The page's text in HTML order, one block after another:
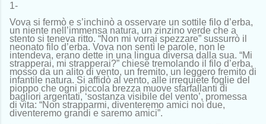
1-
Vova si fermò e s’inchinò a osservare un sottile filo d’erba,
un niente nell’immensa natura, un zinzino verde che a
stento si teneva ritto. “Non mi vorrai spezzare” sussurrò il
neonato filo d’erba. Vova non sentì le parole, non le
intendeva, erano dette in una lingua diversa dalla sua. “Mi
strapperai, mi strapperai?” chiese tremolando il filo d’erba,
mosso da un alito di vento, un fremito, un leggero fremito di
infantile natura. Si affidò al vento, alle irrequiete foglie del
pioppo che ogni piccola brezza muove sfarfallanti di
bagliori argentati, ‘sostanza visibile del vento’, promessa
di vita: “Non strapparmi, diventeremo amici noi due,
diventeremo grandi e saremo amici”.